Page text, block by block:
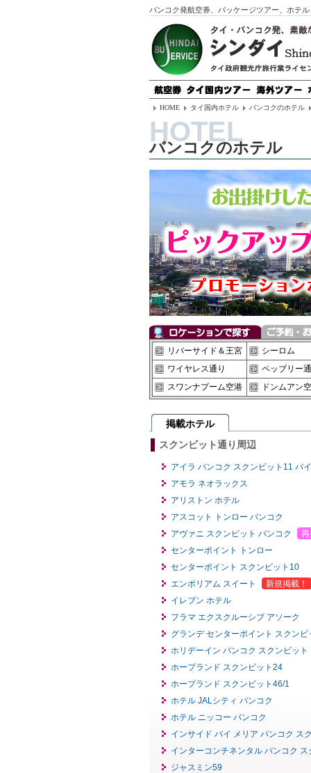
バンコク発航空券、パッケージツアー、ホテ
HOME タイ国内ホテル バンコクのホテル
バンコクのホテル
リバーサイド＆王宮
シーロム
ワイヤレス通り
ペッブリー
スワンナプーム空港
ドンムアン
掲載ホテル
スクンビット通り周辺
アイラ バンコク スクンビット11 バ
アモラ ネオラックス
アリストン ホテル
アスコット トンロー バンコク
アヴァニ スクンビット バンコク
センターポイント トンロー
センターポイント スクンビット10
エンポリアム スイート
新規掲載！
イレブン ホテル
フラマ エクスクルーシブ アソーク
グランデ センターポイント スクンビ
ホリデーイン バンコク スクンビット
ホープランド スクンビット24
ホープランド スクンビット46/1
ホテル JALシティ バンコク
ホテル ニッコー バンコク
インサイド バイ メリア バンコク ス
インターコンチネンタル バンコク ス
ジャスミン59